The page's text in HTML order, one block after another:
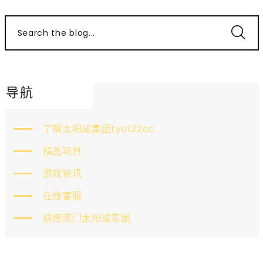
Search the blog...
导航
了解太阳成集团tyc122cc
精品项目
游戏资讯
在线客服
联络澳门太阳成集团